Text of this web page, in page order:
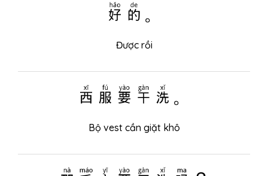
好的。
Được rồi
西服要干洗。
Bộ vest cần giặt khô